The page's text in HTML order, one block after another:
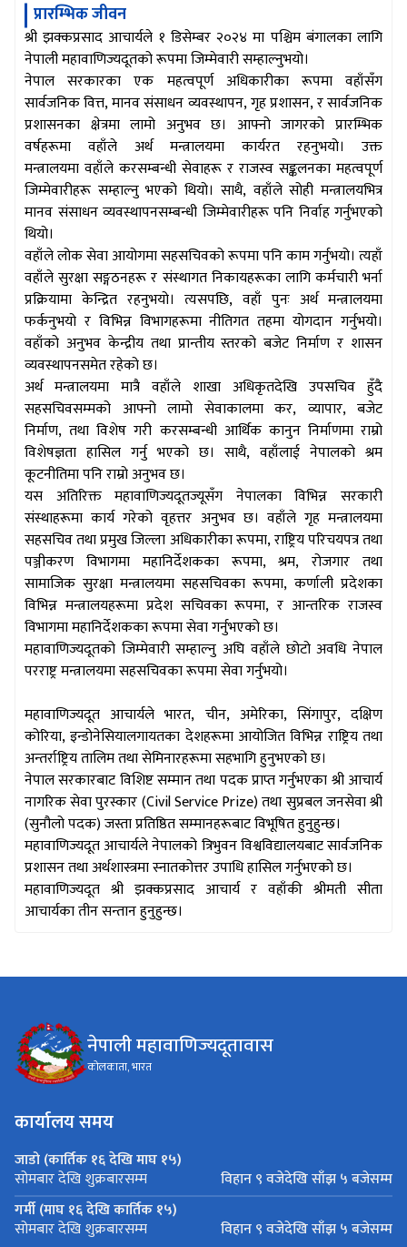
प्रारम्भिक जीवन
श्री झक्कप्रसाद आचार्यले १ डिसेम्बर २०२४ मा पश्चिम बंगालका लागि
नेपाली महावाणिज्यदूतको रूपमा जिम्मेवारी सम्हाल्नुभयो।
नेपाल सरकारका एक महत्वपूर्ण अधिकारीका रूपमा वहाँसँग
सार्वजनिक वित्त, मानव संसाधन व्यवस्थापन, गृह प्रशासन, र सार्वजनिक
प्रशासनका क्षेत्रमा लामो अनुभव छ। आफ्नो जागरको प्रारम्भिक
वर्षहरूमा वहाँले अर्थ मन्त्रालयमा कार्यरत रहनुभयो। उक्त
मन्त्रालयमा वहाँले करसम्बन्धी सेवाहरू र राजस्व सङ्कलनका महत्वपूर्ण
जिम्मेवारीहरू सम्हाल्नु भएको थियो। साथै, वहाँले सोही मन्त्रालयभित्र
मानव संसाधन व्यवस्थापनसम्बन्धी जिम्मेवारीहरू पनि निर्वाह गर्नुभएको
थियो।
वहाँले लोक सेवा आयोगमा सहसचिवको रूपमा पनि काम गर्नुभयो। त्यहाँ
वहाँले सुरक्षा सङ्गठनहरू र संस्थागत निकायहरूका लागि कर्मचारी भर्ना
प्रक्रियामा केन्द्रित रहनुभयो। त्यसपछि, वहाँ पुनः अर्थ मन्त्रालयमा
फर्कनुभयो र विभिन्न विभागहरूमा नीतिगत तहमा योगदान गर्नुभयो।
वहाँको अनुभव केन्द्रीय तथा प्रान्तीय स्तरको बजेट निर्माण र शासन
व्यवस्थापनसमेत रहेको छ।
अर्थ मन्त्रालयमा मात्रै वहाँले शाखा अधिकृतदेखि उपसचिव हुँदै
सहसचिवसम्मको आफ्नो लामो सेवाकालमा कर, व्यापार, बजेट
निर्माण, तथा विशेष गरी करसम्बन्धी आर्थिक कानुन निर्माणमा राम्रो
विशेषज्ञता हासिल गर्नु भएको छ। साथै, वहाँलाई नेपालको श्रम
कूटनीतिमा पनि राम्रो अनुभव छ।
यस अतिरिक्त महावाणिज्यदूतज्यूसँग नेपालका विभिन्न सरकारी
संस्थाहरूमा कार्य गरेको वृहत्तर अनुभव छ। वहाँले गृह मन्त्रालयमा
सहसचिव तथा प्रमुख जिल्ला अधिकारीका रूपमा, राष्ट्रिय परिचयपत्र तथा
पञ्जीकरण विभागमा महानिर्देशकका रूपमा, श्रम, रोजगार तथा
सामाजिक सुरक्षा मन्त्रालयमा सहसचिवका रूपमा, कर्णाली प्रदेशका
विभिन्न मन्त्रालयहरूमा प्रदेश सचिवका रूपमा, र आन्तरिक राजस्व
विभागमा महानिर्देशकका रूपमा सेवा गर्नुभएको छ।
महावाणिज्यदूतको जिम्मेवारी सम्हाल्नु अघि वहाँले छोटो अवधि नेपाल
परराष्ट्र मन्त्रालयमा सहसचिवका रूपमा सेवा गर्नुभयो।
महावाणिज्यदूत आचार्यले भारत, चीन, अमेरिका, सिंगापुर, दक्षिण
कोरिया, इन्डोनेसियालगायतका देशहरूमा आयोजित विभिन्न राष्ट्रिय तथा
अन्तर्राष्ट्रिय तालिम तथा सेमिनारहरूमा सहभागि हुनुभएको छ।
नेपाल सरकारबाट विशिष्ट सम्मान तथा पदक प्राप्त गर्नुभएका श्री आचार्य
नागरिक सेवा पुरस्कार (Civil Service Prize) तथा सुप्रबल जनसेवा श्री
(सुनौलो पदक) जस्ता प्रतिष्ठित सम्मानहरूबाट विभूषित हुनुहुन्छ।
महावाणिज्यदूत आचार्यले नेपालको त्रिभुवन विश्वविद्यालयबाट सार्वजनिक
प्रशासन तथा अर्थशास्त्रमा स्नातकोत्तर उपाधि हासिल गर्नुभएको छ।
महावाणिज्यदूत श्री झक्कप्रसाद आचार्य र वहाँकी श्रीमती सीता
आचार्यका तीन सन्तान हुनुहुन्छ।
नेपाली महावाणिज्यदूतावास
कोलकाता, भारत
कार्यालय समय
जाडो (कार्तिक १६ देखि माघ १५)
सोमबार देखि शुक्रबारसम्म
विहान ९ वजेदेखि साँझ ५ बजेसम्म
गर्मी (माघ १६ देखि कार्तिक १५)
सोमबार देखि शुक्रबारसम्म विहान ९ वजेदेखि साँझ ५ बजेसम्म